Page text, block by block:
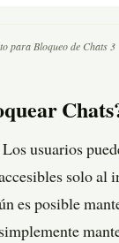
para Bloqueo de Chats 3
usuarios
solo al
es posible